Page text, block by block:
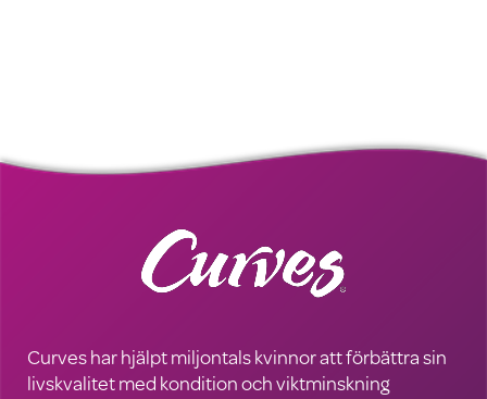
Curves har hjälpt miljontals kvinnor att förbättra sin
livskvalitet med kondition och viktminskning